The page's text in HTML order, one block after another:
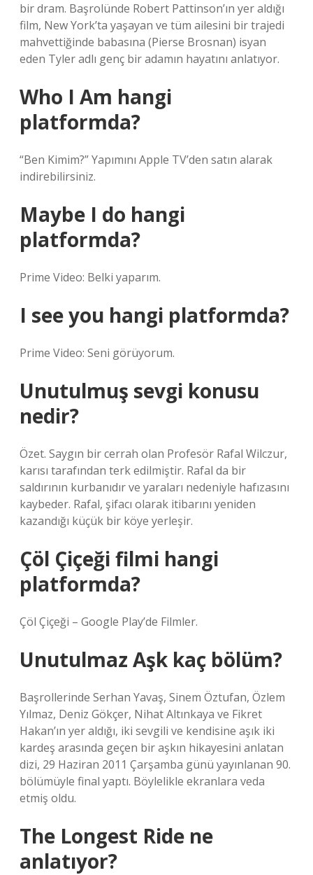
bir dram. Başrolünde Robert Pattinson’ın yer aldığı
film, New York’ta yaşayan ve tüm ailesini bir trajedi
mahvettiğinde babasına (Pierse Brosnan) isyan
eden Tyler adlı genç bir adamın hayatını anlatıyor.
Who I Am hangi
platformda?
“Ben Kimim?” Yapımını Apple TV’den satın alarak
indirebilirsiniz.
Maybe I do hangi
platformda?
Prime Video: Belki yaparım.
I see you hangi platformda?
Prime Video: Seni görüyorum.
Unutulmuş sevgi konusu
nedir?
Özet. Saygın bir cerrah olan Profesör Rafal Wilczur,
karısı tarafından terk edilmiştir. Rafal da bir
saldırının kurbanıdır ve yaraları nedeniyle hafızasını
kaybeder. Rafal, şifacı olarak itibarını yeniden
kazandığı küçük bir köye yerleşir.
Çöl Çiçeği filmi hangi
platformda?
Çöl Çiçeği – Google Play’de Filmler.
Unutulmaz Aşk kaç bölüm?
Başrollerinde Serhan Yavaş, Sinem Öztufan, Özlem
Yılmaz, Deniz Gökçer, Nihat Altınkaya ve Fikret
Hakan’ın yer aldığı, iki sevgili ve kendisine aşık iki
kardeş arasında geçen bir aşkın hikayesini anlatan
dizi, 29 Haziran 2011 Çarşamba günü yayınlanan 90.
bölümüyle final yaptı. Böylelikle ekranlara veda
etmiş oldu.
The Longest Ride ne
anlatıyor?